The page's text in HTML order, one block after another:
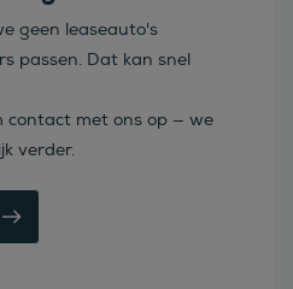
geen leaseauto's
passen. Dat kan snel
contact met ons op — we
verder.